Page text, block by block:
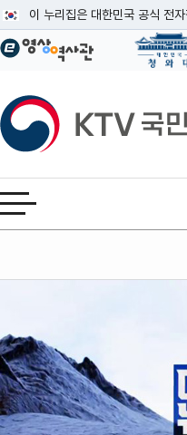
이 누리집은 대한민국 공식 전
공식 누리집 주소 확인하기
이밖에 or.kr 또는 .kr등 다른 도
운영중인 공식 누리집보기
KTV국민방송
전체메뉴 열기
본문